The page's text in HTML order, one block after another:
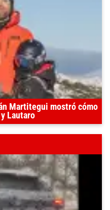
Martitegui mostró cómo
Lautaro